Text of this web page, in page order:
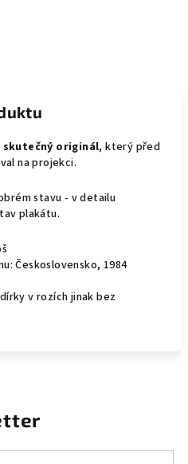
skutečný originál, který před
na projekci.
stavu - v detailu
plakátu.
Československo, 1984
v rozích jinak bez